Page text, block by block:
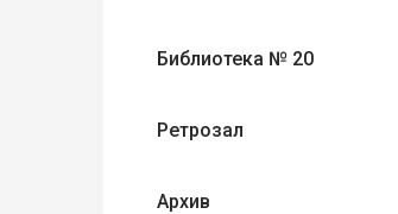
Библиотека № 20
Ретрозал
Архив